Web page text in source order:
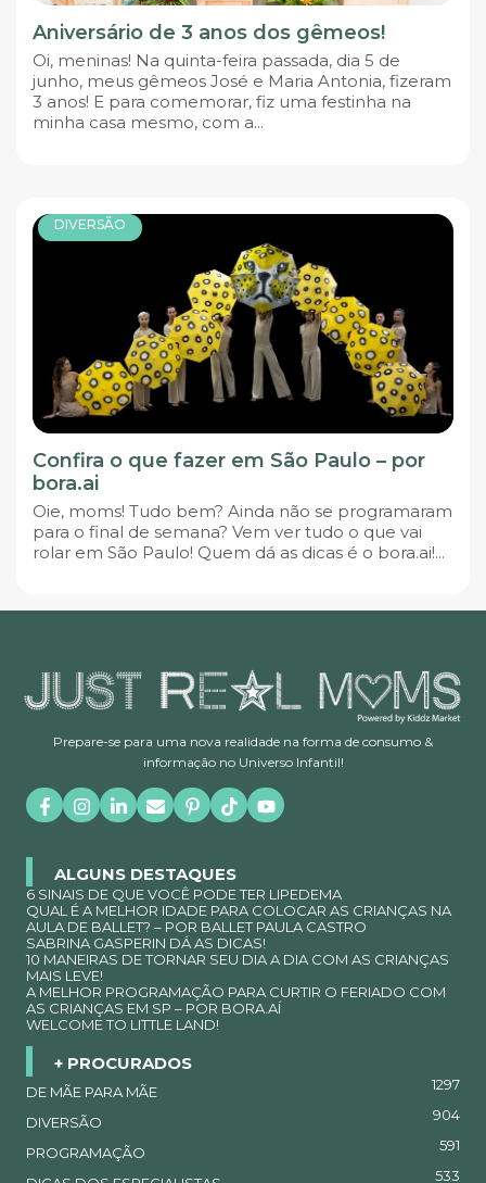
Aniversário de 3 anos dos gêmeos!
Oi, meninas! Na quinta-feira passada, dia 5 de
junho, meus gêmeos José e Maria Antonia, fizeram
3 anos! E para comemorar, fiz uma festinha na
minha casa mesmo, com a...
DIVERSÃO
Confira o que fazer em São Paulo – por
bora.ai
Oie, moms! Tudo bem? Ainda não se programaram
para o final de semana? Vem ver tudo o que vai
rolar em São Paulo! Quem dá as dicas é o bora.ai!...
Prepare-se para uma nova realidade na forma de consumo &
informação no Universo Infantil!
ALGUNS DESTAQUES
6 SINAIS DE QUE VOCÊ PODE TER LIPEDEMA
QUAL É A MELHOR IDADE PARA COLOCAR AS CRIANÇAS NA
AULA DE BALLET? – POR BALLET PAULA CASTRO
SABRINA GASPERIN DÁ AS DICAS!
10 MANEIRAS DE TORNAR SEU DIA A DIA COM AS CRIANÇAS
MAIS LEVE!
A MELHOR PROGRAMAÇÃO PARA CURTIR O FERIADO COM
AS CRIANÇAS EM SP – POR BORA.AÍ
WELCOME TO LITTLE LAND!
+ PROCURADOS
DE MÃE PARA MÃE 1297
DIVERSÃO 904
PROGRAMAÇÃO 591
533